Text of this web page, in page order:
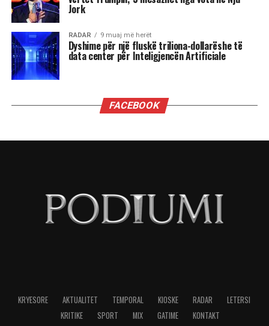
Astrologjia i këshillon Luanët të ushtrojnë më
shumë përulësi për të shmangur zilitë e
panevojshme.
Virgjëresha
nevojës së tyre për përsosmëri. Krahasimet e
ndihen konkurrues ose të zhgënjyer. Ato
ritmin e saj personal dhe të shmangë krahasimet
e panevojshme.
LAJMI I RRADHËS